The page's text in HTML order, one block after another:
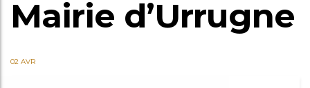
Mairie d’Urrugne
02 AVR